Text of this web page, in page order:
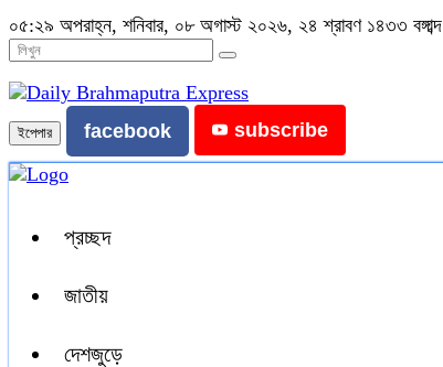
০৫:২৯ অপরাহ্ন, শনিবার, ০৮ অগাস্ট ২০২৬, ২৪ শ্রাবণ ১৪৩৩ বঙ্গাব্দ
ইপেপার facebook subscribe
প্রচ্ছদ
জাতীয়
দেশজুড়ে